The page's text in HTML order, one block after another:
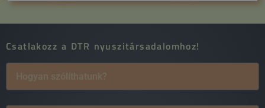
Csatlakozz a DTR nyuszitársadalomhoz!